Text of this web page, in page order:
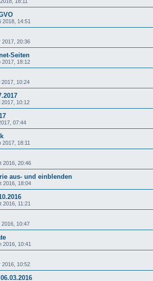
2018, 14:51
2017, 20:36
Seiten
2017, 18:12
2017, 10:24
2017, 10:12
07:44
2017, 18:11
2016, 20:46
aus- und einblenden
2016, 18:04
2016, 11:21
2016, 10:47
2016, 10:41
2016, 10:52